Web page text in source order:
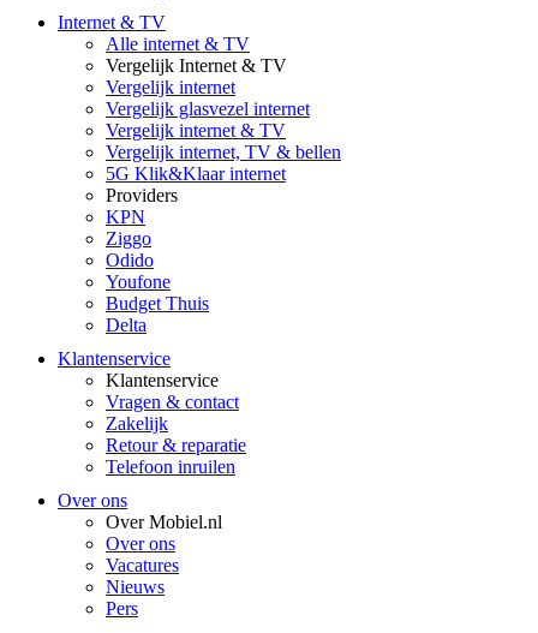
Internet & TV
Alle internet & TV
Vergelijk Internet & TV
Vergelijk internet
Vergelijk glasvezel internet
Vergelijk internet & TV
Vergelijk internet, TV & bellen
5G Klik&Klaar internet
Providers
KPN
Ziggo
Odido
Youfone
Budget Thuis
Delta
Klantenservice
Klantenservice
Vragen & contact
Zakelijk
Retour & reparatie
Telefoon inruilen
Over ons
Over Mobiel.nl
Over ons
Vacatures
Nieuws
Pers